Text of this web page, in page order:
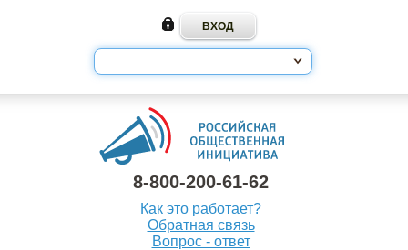
8-800-200-61-62
Как это работает?
Обратная связь
Вопрос - ответ